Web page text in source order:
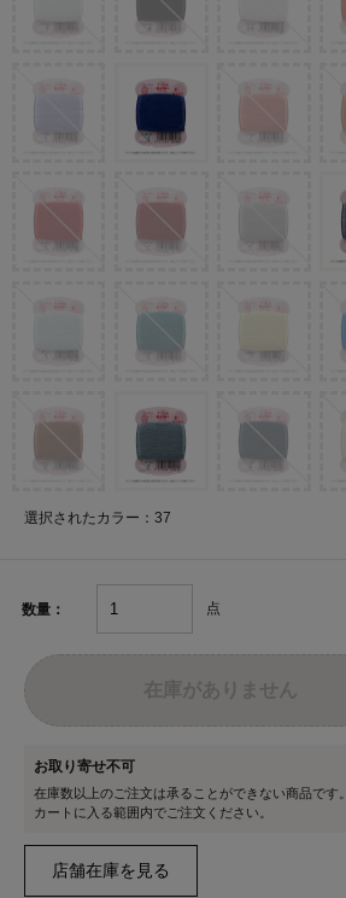
選択されたカラー：37
数量： 点
お取り寄せ不可
在庫数以上のご注文は承ることができない商品です。
カートに入る範囲内でご注文ください。